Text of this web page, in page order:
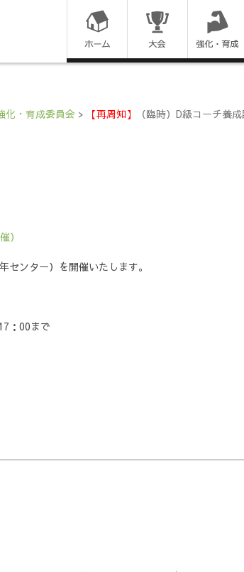
コ
ン
化・育成委員会 > 【再周知】
（臨時）D級コーチ
）
センター）を開催いたします。
：00まで